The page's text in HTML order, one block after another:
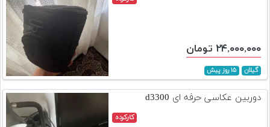
۲۴,۰۰۰,۰۰۰ تومان
گیلان ۱۵ روز پیش
دوربین عکاسی حرفه ای d3300
کارکرده